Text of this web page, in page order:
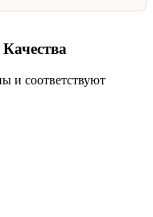
и соответствуют